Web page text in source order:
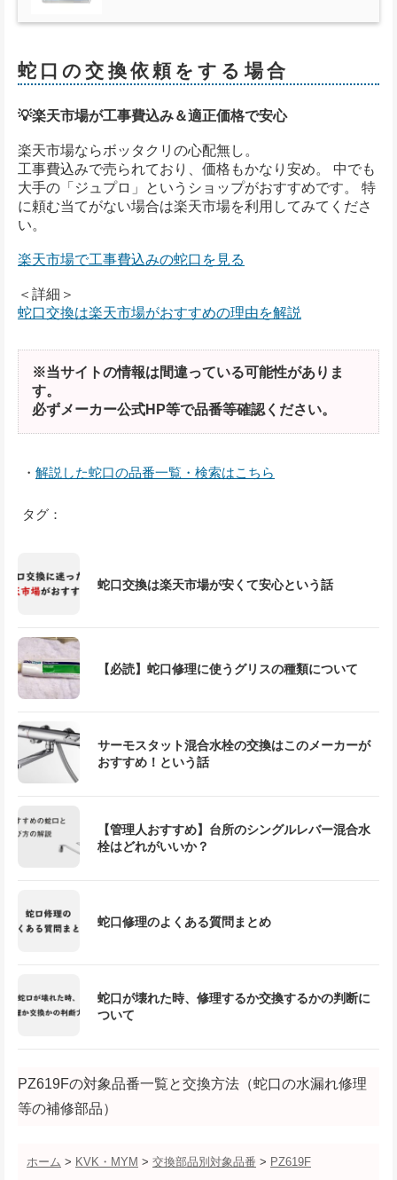
蛇口の交換依頼をする場合
💡楽天市場が工事費込み＆適正価格で安心
楽天市場ならボッタクリの心配無し。
工事費込みで売られており、価格もかなり安め。 中でも
大手の「ジュプロ」というショップがおすすめです。 特
に頼む当てがない場合は楽天市場を利用してみてくださ
い。
楽天市場で工事費込みの蛇口を見る
＜詳細＞
蛇口交換は楽天市場がおすすめの理由を解説
※当サイトの情報は間違っている可能性がありま
す。
必ずメーカー公式HP等で品番等確認ください。
・ 解説した蛇口の品番一覧・検索はこちら
タグ：
蛇口交換は楽天市場が安くて安心という話
【必読】蛇口修理に使うグリスの種類について
サーモスタット混合水栓の交換はこのメーカーが
おすすめ！という話
【管理人おすすめ】台所のシングルレバー混合水
栓はどれがいいか？
蛇口修理のよくある質問まとめ
蛇口が壊れた時、修理するか交換するかの判断に
ついて
PZ619Fの対象品番一覧と交換方法（蛇口の水漏れ修理
等の補修部品）
ホーム > KVK・MYM > 交換部品別対象品番 > PZ619F